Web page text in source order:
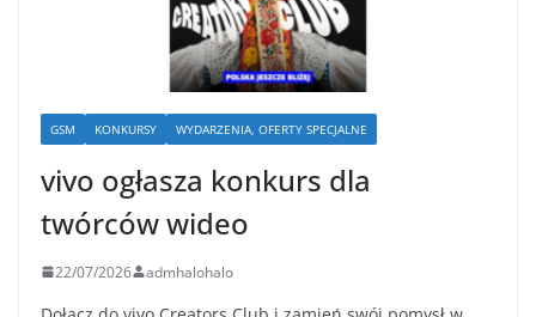
GSM KONKURSY WYDARZENIA, OFERTY SPECJALNE
vivo ogłasza konkurs dla
twórców wideo
22/07/2026 admhalohalo